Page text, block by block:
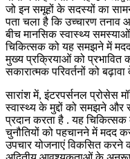
जो इन समूहों के सदस्यों का
पता चला है कि उच्चारण तनाव
बीच मानसिक स्वास्थ्य
चिकित्सक को यह समझने में
मुख्य प्रक्रियाओं को
सकारात्मक परिवर्तनों को
सारांश में, इंटरपर्सनल प्रोसेस
स्वास्थ्य के मुद्दों को समझने और
प्रदान करता है . यह
चुनौतियों को पहचानने में मदद
उपचार योजनाएं विकसित करने